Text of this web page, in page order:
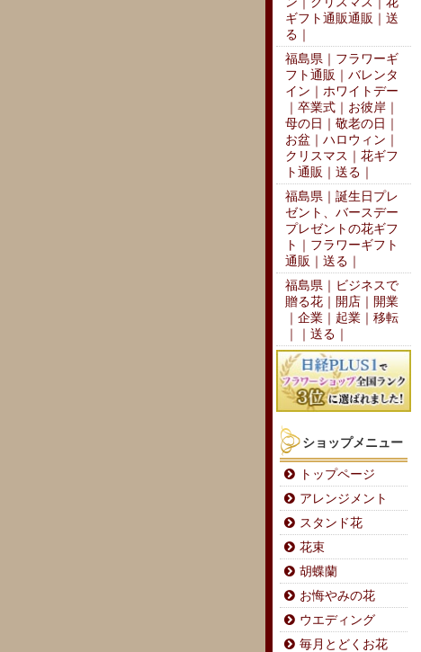
ギフト通販通販｜送
る｜
福島県｜フラワーギ
フト通販｜バレンタ
イン｜ホワイトデー
｜卒業式｜お彼岸｜
母の日｜敬老の日｜
お盆｜ハロウィン｜
クリスマス｜花ギフ
ト通販｜送る｜
福島県｜誕生日プレ
ゼント、バースデー
プレゼントの花ギフ
ト｜フラワーギフト
通販｜送る｜
福島県｜ビジネスで
贈る花｜開店｜開業
｜企業｜起業｜移転
｜｜送る｜
ショップメニュー
トップページ
アレンジメント
スタンド花
花束
胡蝶蘭
お悔やみの花
ウエディング
毎月とどくお花